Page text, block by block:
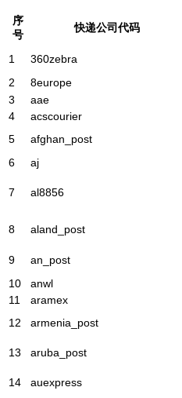
序
号
快递公司代码
1 360zebra
2
8europe
3
aae
4
acscourier
5
afghan_post
6
aj
7 al8856
8
aland_post
9
an_post
10
anwl
11
aramex
12
armenia_post
13
aruba_post
14
auexpress